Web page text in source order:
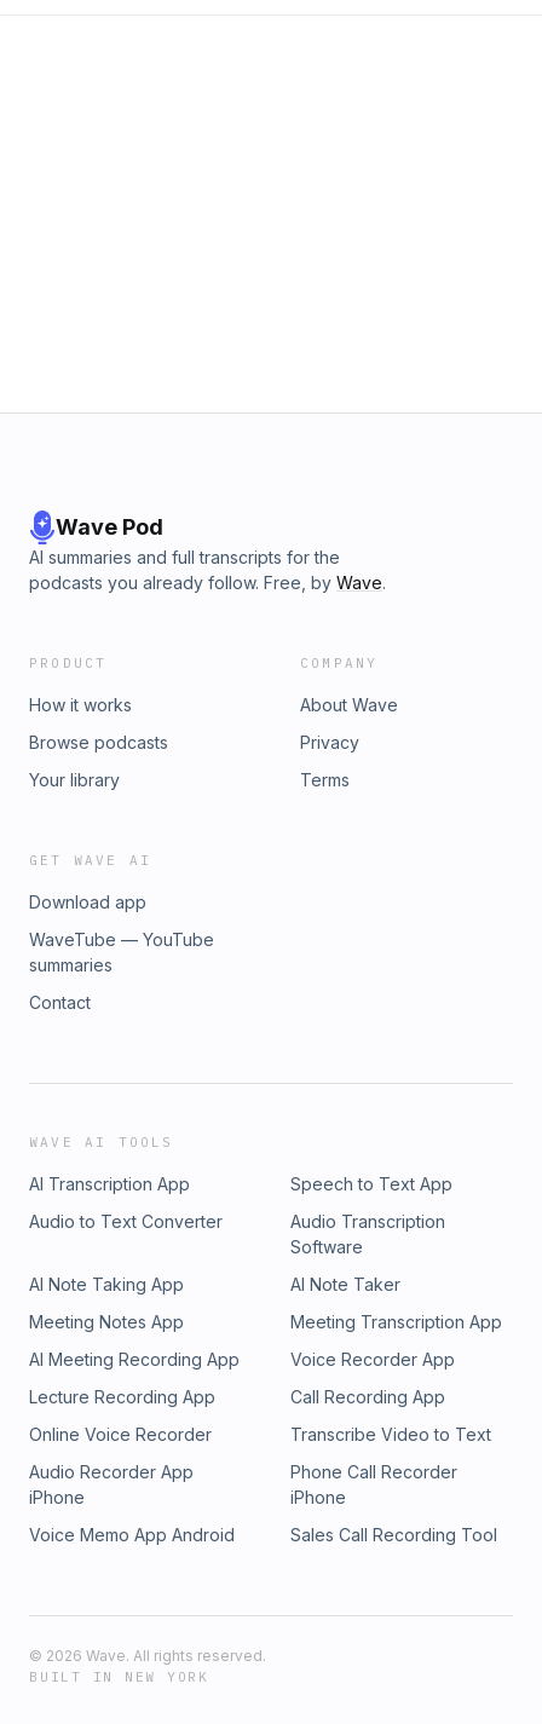
Wave Pod
AI summaries and full transcripts for the
podcasts you already follow. Free, by Wave.
PRODUCT
How it works
Browse podcasts
Your library
COMPANY
About Wave
Privacy
Terms
GET WAVE AI
Download app
WaveTube — YouTube
summaries
Contact
WAVE AI TOOLS
AI Transcription App
Speech to Text App
Audio to Text Converter
Audio Transcription
Software
AI Note Taking App
AI Note Taker
Meeting Notes App
Meeting Transcription App
AI Meeting Recording App
Voice Recorder App
Lecture Recording App
Call Recording App
Online Voice Recorder
Transcribe Video to Text
Audio Recorder App
iPhone
Phone Call Recorder
iPhone
Voice Memo App Android
Sales Call Recording Tool
© 2026 Wave. All rights reserved.
BUILT IN NEW YORK